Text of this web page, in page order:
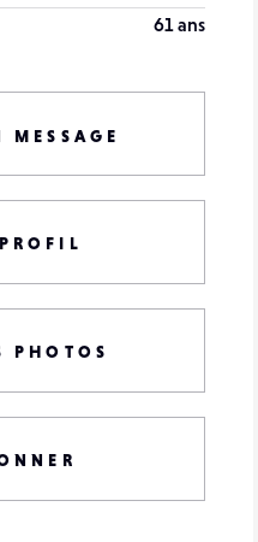
61 ans
MESSAGE
PHOTOS